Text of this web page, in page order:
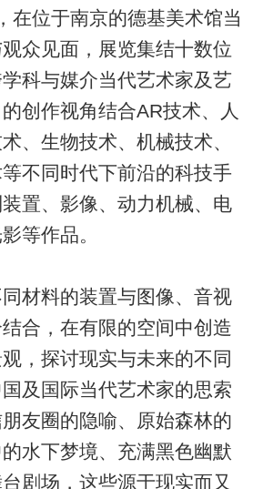
在位于南京的德基美术馆当
众见面，展览集结十数位
科与媒介当代艺术家及艺
创作视角结合AR技术、人
、生物技术、机械技术、
不同时代下前沿的科技手
置、影像、动力机械、电
等作品。
料的装置与图像、音视
合，在有限的空间中创造
，探讨现实与未来的不同
及国际当代艺术家的思索
友圈的隐喻、原始森林的
水下梦境、充满黑色幽默
剧场，这些源于现实而又